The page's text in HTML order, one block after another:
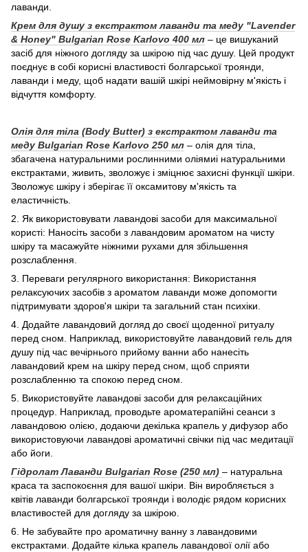
лаванди.
Крем для душу з екстрактом лаванди та меду "Lavender
& Honey" Bulgarian Rose Karlovo 400 мл – це вишуканий
засіб для ніжного догляду за шкірою під час душу. Цей продукт
поєднує в собі корисні властивості болгарської троянди,
лаванди і меду, щоб надати вашій шкірі неймовірну м'якість і
відчуття комфорту.
Олія для тіла (Body Butter) з екстрактом лаванди та
меду Bulgarian Rose Karlovo 250 мл – олія для тіла,
збагачена натуральними рослинними оліямиі натуральними
екстрактами, живить, зволожує і зміцнює захисні функції шкіри.
Зволожує шкіру і зберігає її оксамитову м'якість та
еластичність.
2. Як використовувати лавандові засоби для максимальної
користі: Наносіть засоби з лавандовим ароматом на чисту
шкіру та масажуйте ніжними рухами для збільшення
розслаблення.
3. Переваги регулярного використання: Використання
релаксуючих засобів з ароматом лаванди може допомогти
підтримувати здоров'я шкіри та загальний стан психіки.
4. Додайте лавандовий догляд до своєї щоденної ритуалу
перед сном. Наприклад, використовуйте лавандовий гель для
душу під час вечірнього прийому ванни або нанесіть
лавандовий крем на шкіру перед сном, щоб сприяти
розслабленню та спокою перед сном.
5. Використовуйте лавандові засоби для релаксаційних
процедур. Наприклад, проводьте ароматерапійні сеанси з
лавандовою олією, додаючи декілька крапель у дифузор або
використовуючи лавандові ароматичні свічки під час медитації
або йоги.
Гідролат Лаванди Bulgarian Rose (250 мл) – натуральна
краса та заспокоєння для вашої шкіри. Він виробляється з
квітів лаванди болгарської троянди і володіє рядом корисних
властивостей для догляду за шкірою.
6. Не забувайте про ароматичну ванну з лавандовими
екстрактами. Додайте кілька крапель лавандової олії або